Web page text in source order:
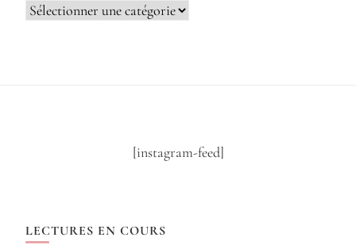
Catégories
[instagram-feed]
LECTURES EN COURS